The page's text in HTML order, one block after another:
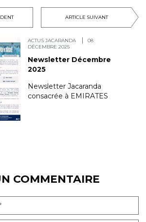
ARTICLE SUIVANT
ACTUS JACARANDA
08
DÉCEMBRE 2025
Newsletter Décembre
2025
Newsletter Jacaranda
consacrée à EMIRATES
COMMENTAIRE